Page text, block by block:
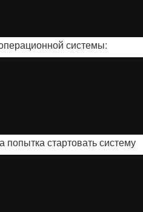
системы:
попытка стартовать систему